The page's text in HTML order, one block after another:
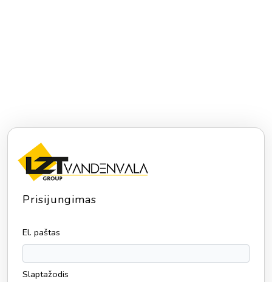
Prisijungimas
El. paštas
Slaptažodis